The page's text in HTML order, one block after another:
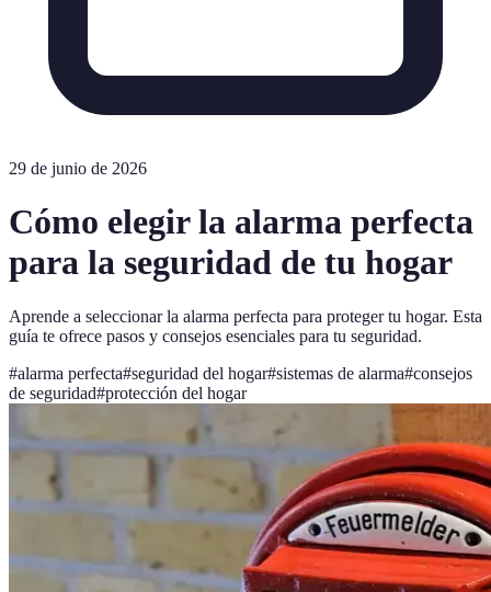
29 de junio de 2026
Cómo elegir la alarma perfecta
para la seguridad de tu hogar
Aprende a seleccionar la alarma perfecta para proteger tu hogar. Esta
guía te ofrece pasos y consejos esenciales para tu seguridad.
#alarma perfecta#seguridad del hogar#sistemas de alarma#consejos
de seguridad#protección del hogar